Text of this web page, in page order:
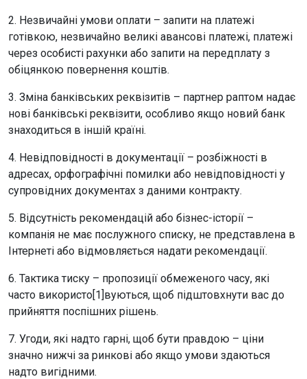
2. Незвичайні умови оплати – запити на платежі
готівкою, незвичайно великі авансові платежі, платежі
через особисті рахунки або запити на передплату з
обіцянкою повернення коштів.
3. Зміна банківських реквізитів – партнер раптом надає
нові банківські реквізити, особливо якщо новий банк
знаходиться в іншій країні.
4. Невідповідності в документації – розбіжності в
адресах, орфографічні помилки або невідповідності у
супровідних документах з даними контракту.
5. Відсутність рекомендацій або бізнес-історії –
компанія не має послужного списку, не представлена в
Інтернеті або відмовляється надати рекомендації.
6. Тактика тиску – пропозиції обмеженого часу, які
часто використо[1]вуються, щоб підштовхнути вас до
прийняття поспішних рішень.
7. Угоди, які надто гарні, щоб бути правдою – ціни
значно нижчі за ринкові або якщо умови здаються
надто вигідними.